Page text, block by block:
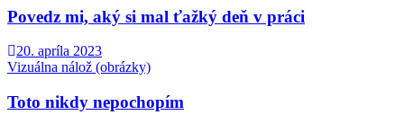
Povedz mi, aký si mal ťažký deň v práci
20. apríla 2023
Vizuálna nálož (obrázky)
Toto nikdy nepochopím